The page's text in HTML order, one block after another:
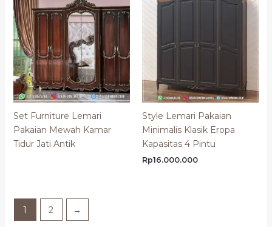
Set Furniture Lemari
Pakaian Mewah Kamar
Tidur Jati Antik
Style Lemari Pakaian
Minimalis Klasik Eropa
Kapasitas 4 Pintu
Rp16.000.000
1 2 →